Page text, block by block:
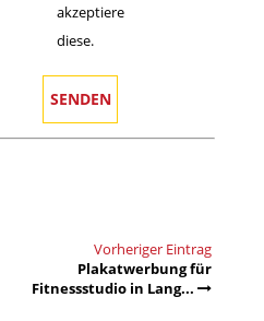
akzeptiere
diese.
Vorheriger Eintrag
Plakatwerbung für
Fitnessstudio in Lang...